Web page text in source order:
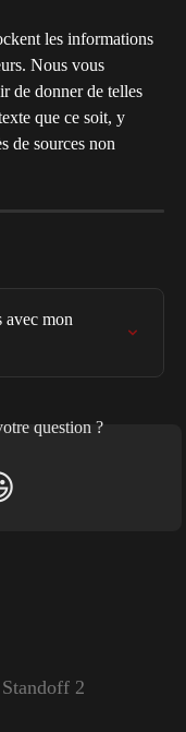
les informations
Nous vous
de donner de telles
que ce soit, y
de sources non
avec mon
question ?